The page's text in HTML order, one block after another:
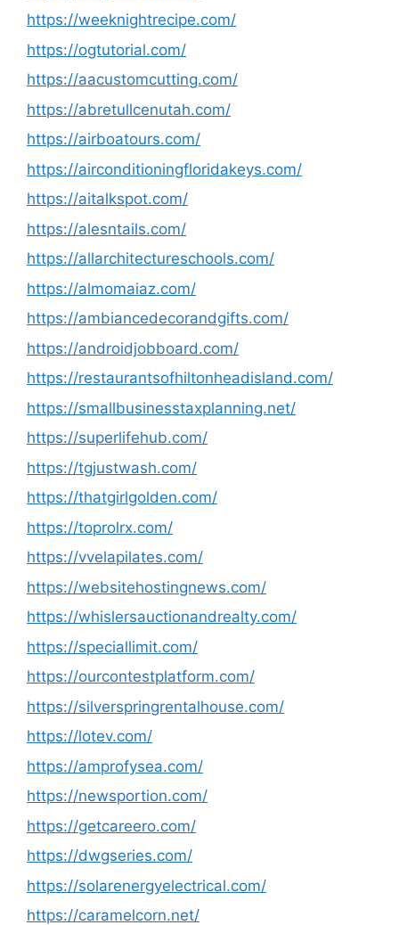
https://weeknightrecipe.com/
https://ogtutorial.com/
https://aacustomcutting.com/
https://abretullcenutah.com/
https://airboatours.com/
https://airconditioningfloridakeys.com/
https://aitalkspot.com/
https://alesntails.com/
https://allarchitectureschools.com/
https://almomaiaz.com/
https://ambiancedecorandgifts.com/
https://androidjobboard.com/
https://restaurantsofhiltonheadisland.com/
https://smallbusinesstaxplanning.net/
https://superlifehub.com/
https://tgjustwash.com/
https://thatgirlgolden.com/
https://toprolrx.com/
https://vvelapilates.com/
https://websitehostingnews.com/
https://whislersauctionandrealty.com/
https://speciallimit.com/
https://ourcontestplatform.com/
https://silverspringrentalhouse.com/
https://lotev.com/
https://amprofysea.com/
https://newsportion.com/
https://getcareero.com/
https://dwgseries.com/
https://solarenergyelectrical.com/
https://caramelcorn.net/